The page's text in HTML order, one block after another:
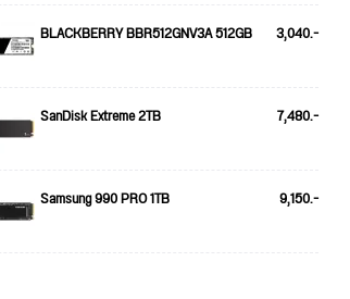
BLACKBERRY BBR512GNV3A 512GB 3,040.-
SanDisk Extreme 2TB 7,480.-
Samsung 990 PRO 1TB 9,150.-